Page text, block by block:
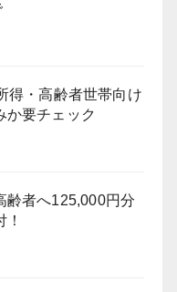
得・高齢者世帯向け
か要チェック
齢者へ125,000円分